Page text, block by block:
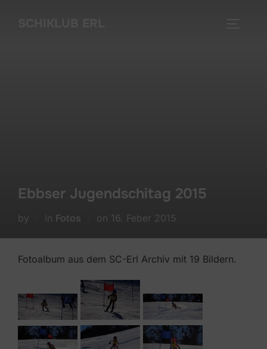
Ebbser Jugendschitag 2015
by in Fotos on Posted
16. Feber 2015
Fotoalbum aus dem SC-Erl Archiv mit 19 Bildern.